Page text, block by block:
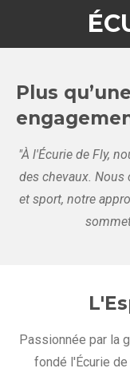
principal
Plus
"À l'Écurie de Fly,
des chevaux. Nous
et sport, notre
Passionnée par la
fondé l'Écurie